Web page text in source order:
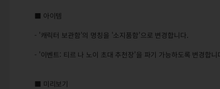
■ 아이템
- '캐릭터 보관함'의 명칭을 '소지품함'으로 변경합니다.
- '이벤트: 티르 나 노이 초대 추천장'을 파기 가능하도록 변경합니
■ 미리보기